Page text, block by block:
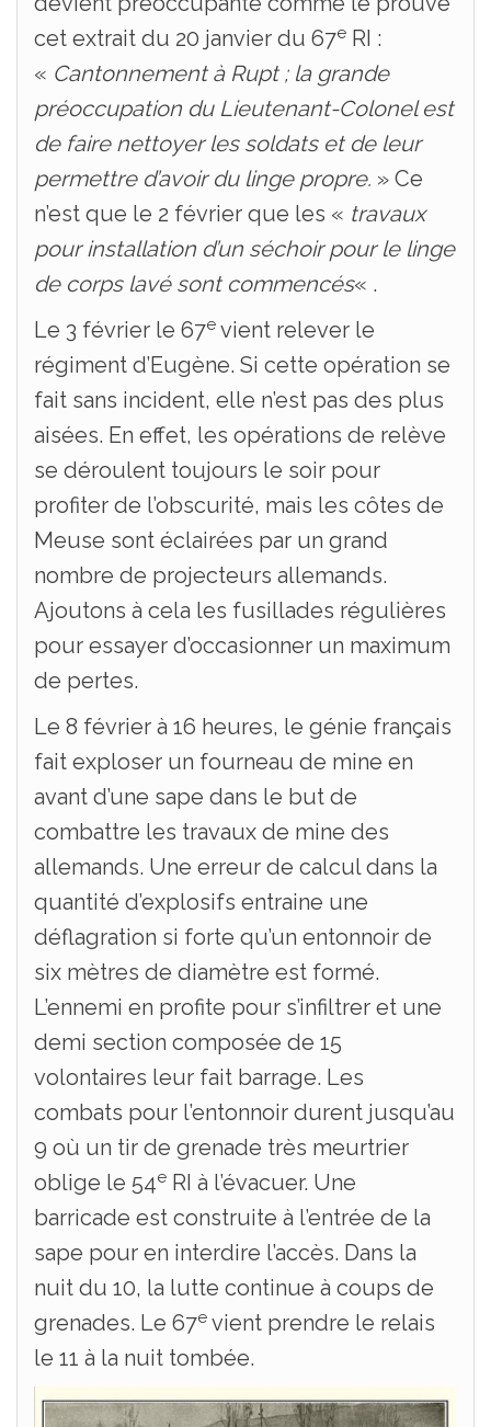
cet extrait du 20 janvier du 67e RI :
« Cantonnement à Rupt ; la grande
préoccupation du Lieutenant-Colonel est
de faire nettoyer les soldats et de leur
permettre d’avoir du linge propre. » Ce
n’est que le 2 février que les « travaux
pour installation d’un séchoir pour le linge
de corps lavé sont commencés« .
Le 3 février le 67e vient relever le
régiment d’Eugène. Si cette opération se
fait sans incident, elle n’est pas des plus
aisées. En effet, les opérations de relève
se déroulent toujours le soir pour
profiter de l’obscurité, mais les côtes de
Meuse sont éclairées par un grand
nombre de projecteurs allemands.
Ajoutons à cela les fusillades régulières
pour essayer d’occasionner un maximum
de pertes.
Le 8 février à 16 heures, le génie français
fait exploser un fourneau de mine en
avant d’une sape dans le but de
combattre les travaux de mine des
allemands. Une erreur de calcul dans la
quantité d’explosifs entraine une
déflagration si forte qu’un entonnoir de
six mètres de diamètre est formé.
L’ennemi en profite pour s’infiltrer et une
demi section composée de 15
volontaires leur fait barrage. Les
combats pour l’entonnoir durent jusqu’au
9 où un tir de grenade très meurtrier
oblige le 54e RI à l’évacuer. Une
barricade est construite à l’entrée de la
sape pour en interdire l’accès. Dans la
nuit du 10, la lutte continue à coups de
grenades. Le 67e vient prendre le relais
le 11 à la nuit tombée.